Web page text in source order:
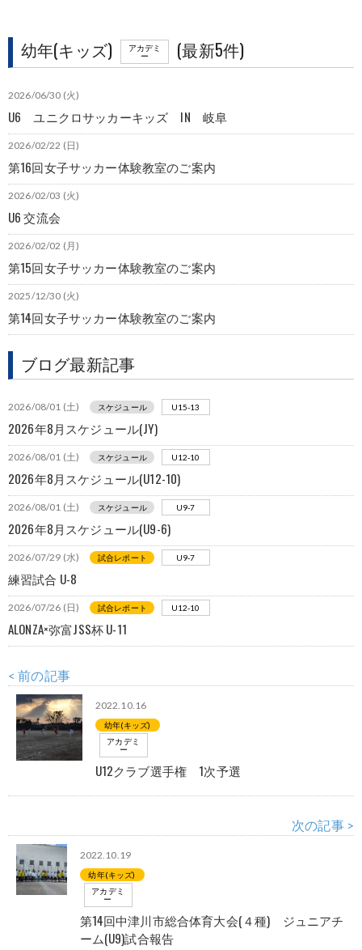
幼年(キッズ) アカデミ
ー (最新5件)
2026/06/30 (火)
U6 ユニクロサッカーキッズ IN 岐阜
2026/02/22 (日)
第16回女子サッカー体験教室のご案内
2026/02/03 (火)
U6 交流会
2026/02/02 (月)
第15回女子サッカー体験教室のご案内
2025/12/30 (火)
第14回女子サッカー体験教室のご案内
ブログ最新記事
2026/08/01 (土) スケジュール U15-13
2026年8月スケジュール(JY)
2026/08/01 (土) スケジュール U12-10
2026年8月スケジュール(U12-10)
2026/08/01 (土) スケジュール U9-7
2026年8月スケジュール(U9-6)
2026/07/29 (水) 試合レポート U9-7
練習試合 U-8
2026/07/26 (日) 試合レポート U12-10
ALONZA×弥富JSS杯 U-11
< 前の記事
2022.10.16
幼年(キッズ)
アカデミ
ー
U12クラブ選手権 1次予選
次の記事 >
2022.10.19
幼年(キッズ)
アカデミ
ー
第14回中津川市総合体育大会(４種) ジュニアチ
ーム(U9)試合報告